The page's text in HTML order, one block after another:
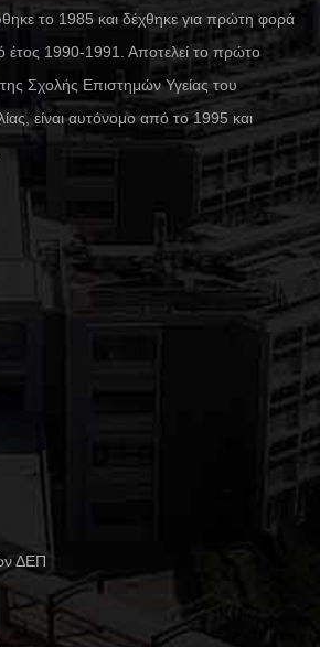
το 1985 και δέχθηκε για πρώτη φορά
έτος 1990-1991. Αποτελεί το πρώτο
Σχολής Επιστημών Υγείας του
είναι αυτόνομο από το 1995 και
ΔΕΠ